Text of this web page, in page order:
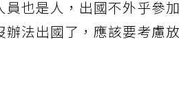
也是人，出國不外乎參
法出國了，應該要考慮